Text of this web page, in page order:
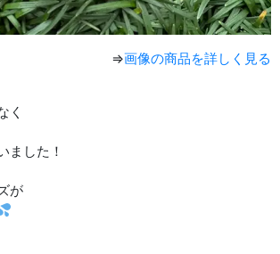
⇒画像の商品を詳しく見る
く
ました！
が